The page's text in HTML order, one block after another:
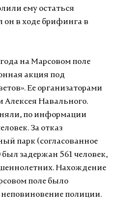
ему остаться
он в ходе брифинга в
на Марсовом поле
акция под
Ее организаторами
Алексея Навального.
по информации
За отказ
парк (согласованное
задержан 561 человек,
Нахождение
поле было
полиции.